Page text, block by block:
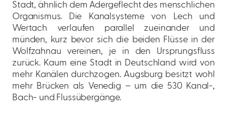
Stadt, ähnlich dem Adergeflecht des menschlichen
Organismus. Die Kanalsysteme von Lech und
Wertach verlaufen parallel zueinander und
münden, kurz bevor sich die beiden Flüsse in der
Wolfzahnau vereinen, je in den Ursprungsfluss
zurück. Kaum eine Stadt in Deutschland wird von
mehr Kanälen durchzogen. Augsburg besitzt wohl
mehr Brücken als Venedig – um die 530 Kanal-,
Bach- und Flussübergänge.